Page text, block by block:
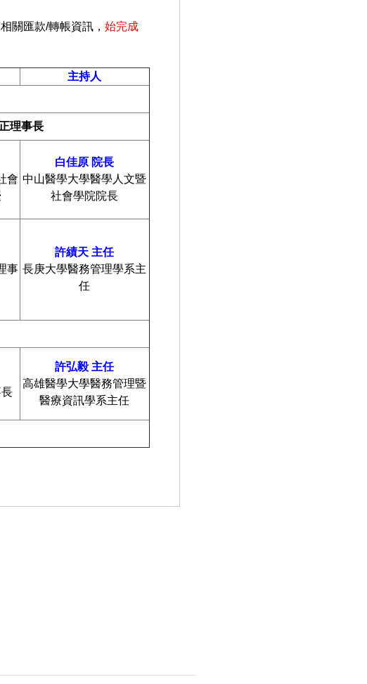
關匯款/轉帳資訊， 始完成
主持人
理事長
會
白佳原 院長
中山醫學大學醫學人文暨
社會學院院長
事
許績天 主任
長庚大學醫務管理學系主
任
許弘毅 主任
高雄醫學大學醫務管理暨
醫療資訊學系主任